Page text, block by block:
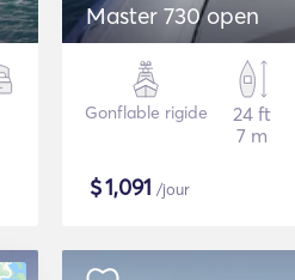
Master 730 open
Gonflable rigide
24 ft
7 m
$1,091 /jour